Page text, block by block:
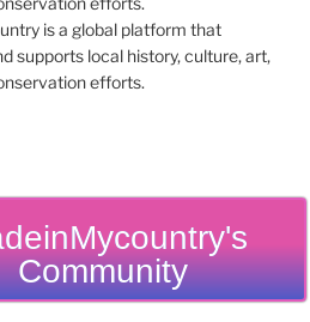
is a global platform that
supports local history, culture, art,
efforts.
Community